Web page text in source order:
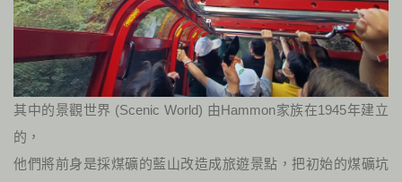
其中的景觀世界 (Scenic World) 由Hammon家族在1945年建立
的，
他們將前身是採煤礦的藍山改造成旅遊景點，把初始的煤礦坑